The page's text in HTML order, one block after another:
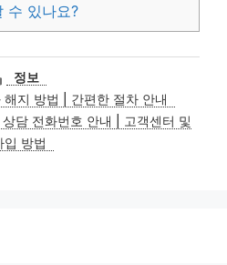
수 있나요?
카
테
고
리
정보
해지 방법 | 간편한 절차 안내
담 전화번호 안내 | 고객센터 및
입 방법